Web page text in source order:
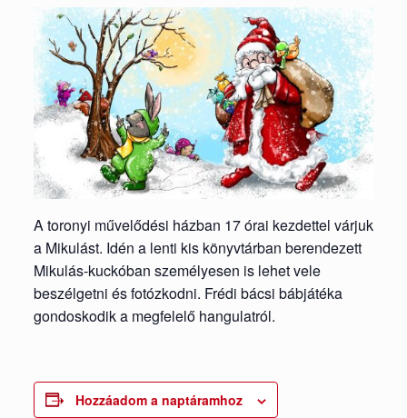
A toronyi művelődési házban 17 órai kezdettel várjuk
a Mikulást. Idén a lenti kis könyvtárban berendezett
Mikulás-kuckóban személyesen is lehet vele
beszélgetni és fotózkodni. Frédi bácsi bábjátéka
gondoskodik a megfelelő hangulatról.
Hozzáadom a naptáramhoz